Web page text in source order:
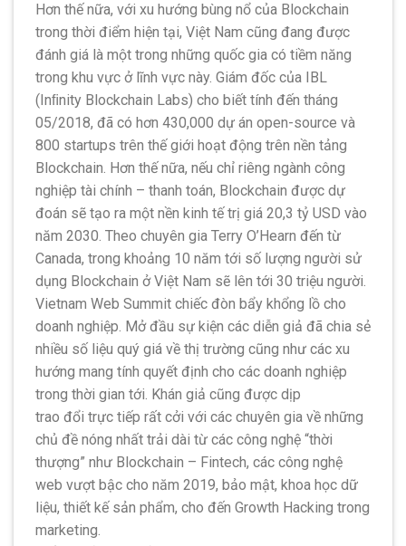
Hơn thế nữa, với xu hướng bùng nổ của Blockchain
trong thời điểm hiện tại, Việt Nam cũng đang được
đánh giá là một trong những quốc gia có tiềm năng
trong khu vực ở lĩnh vực này. Giám đốc của IBL
(Inﬁnity Blockchain Labs) cho biết tính đến tháng
05/2018, đã có hơn 430,000 dự án open-source và
800 startups trên thế giới hoạt động trên nền tảng
Blockchain. Hơn thế nữa, nếu chỉ riêng ngành công
nghiệp tài chính – thanh toán, Blockchain được dự
đoán sẽ tạo ra một nền kinh tế trị giá 20,3 tỷ USD vào
năm 2030. Theo chuyên gia Terry O’Hearn đến từ
Canada, trong khoảng 10 năm tới số lượng người sử
dụng Blockchain ở Việt Nam sẽ lên tới 30 triệu người.
Vietnam Web Summit chiếc đòn bẩy khổng lồ cho
doanh nghiệp. Mở đầu sự kiện các diễn giả đã chia sẻ
nhiều số liệu quý giá về thị trường cũng như các xu
hướng mang tính quyết định cho các doanh nghiệp
trong thời gian tới. Khán giả cũng được dịp
trao đổi trực tiếp rất cởi với các chuyên gia về những
chủ đề nóng nhất trải dài từ các công nghệ “thời
thượng” như Blockchain – Fintech, các công nghệ
web vượt bậc cho năm 2019, bảo mật, khoa học dữ
liệu, thiết kế sản phẩm, cho đến Growth Hacking trong
marketing.